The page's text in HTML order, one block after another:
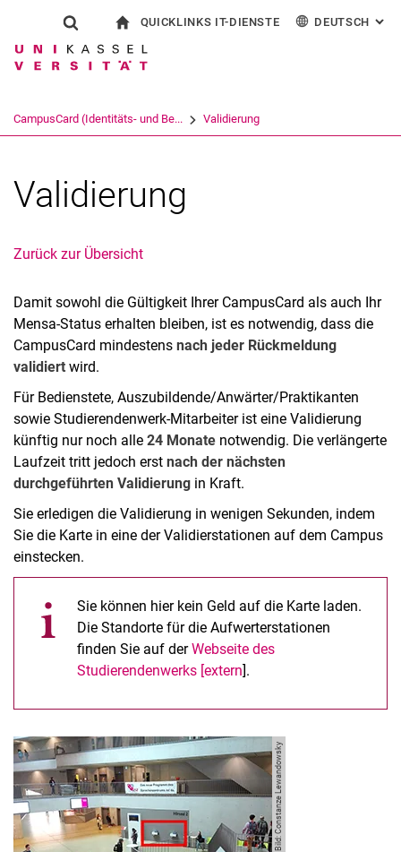
Springe direkt zu: Inhalt
Springe direkt zu: Suche
Springe direkt zu:
Suchformular
Suchbegriff
QUICKLINKS IT-DIENSTE
CampusCard Selfservice
DEUTSCH :
CampusCard (Identitäts- und Be... Validierung
Validierung
Zurück zur Übersicht
Damit sowohl die Gültigkeit Ihrer CampusCard als auch Ihr
Mensa-Status erhalten bleiben, ist es notwendig, dass die
CampusCard mindestens nach jeder Rückmeldung
validiert wird.
Für Bedienstete, Auszubildende/Anwärter/Praktikanten
sowie Studierendenwerk-Mitarbeiter ist eine Validierung
künftig nur noch alle 24 Monate notwendig. Die verlängerte
Laufzeit tritt jedoch erst nach der nächsten
durchgeführten Validierung in Kraft.
Sie erledigen die Validierung in wenigen Sekunden, indem
Sie die Karte in eine der Validierstationen auf dem Campus
einstecken.
Sie können hier kein Geld auf die Karte laden.
Die Standorte für die Aufwerterstationen
finden Sie auf derWebseite des
Studierendenwerks [extern].
Bild: Constanze Lewandowsky